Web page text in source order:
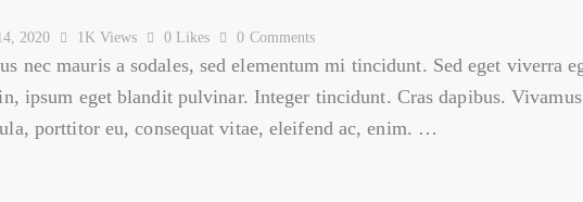
2020 1K Views 0 Likes 0 Comments
nec mauris a sodales, sed elementum mi tincidunt. Sed eget viverra
ipsum eget blandit pulvinar. Integer tincidunt. Cras dapibus.
porttitor eu, consequat vitae, eleifend ac, enim. …